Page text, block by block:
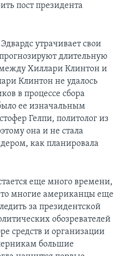
пост президента
утрачивает свои
длительную
Хиллари Клинтон и
Клинтон не удалось
в процессе сбора
ее изначальным
Гелпи, политолог из
она и не стала
как планировала
еще много времени,
многие американцы еще
за президентской
обозревателей
средств и организации
большие